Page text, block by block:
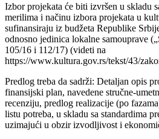
Izbor projekata će biti izvršen u skladu
merilima i načinu izbora projekata u
sufinansiraju iz budžeta Republike
odnosno jedinica lokalne samouprave
105/16 i 112/17) (videti na
https://www.kultura.gov.rs/tekst/43/
Predlog treba da sadrži: Detaljan opis
finansijski plan, navedene stručne-
recenziju, predlog realizacije (po
listu potreba, u skladu sa standardima
uzimajući u obzir izvodljivost i